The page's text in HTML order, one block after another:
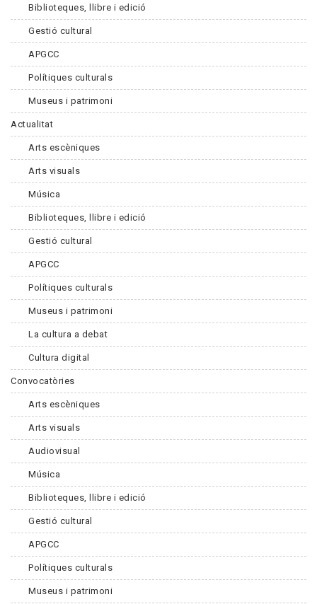
Biblioteques, llibre i edició
Gestió cultural
APGCC
Polítiques culturals
Museus i patrimoni
Actualitat
Arts escèniques
Arts visuals
Música
Biblioteques, llibre i edició
Gestió cultural
APGCC
Polítiques culturals
Museus i patrimoni
La cultura a debat
Cultura digital
Convocatòries
Arts escèniques
Arts visuals
Audiovisual
Música
Biblioteques, llibre i edició
Gestió cultural
APGCC
Polítiques culturals
Museus i patrimoni